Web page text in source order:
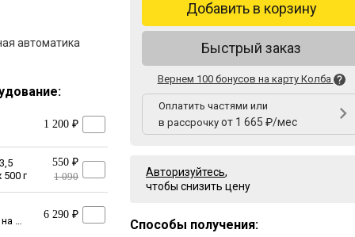
автоматика
1 200 ₽
г
550 ₽
1 090
37
6 290 ₽
Добавить в корзину
Быстрый заказ
Вернем 100 бонусов на карту Колба
Оплатить частями или
в рассрочку от 1 665 ₽/мес
Авторизуйтесь,
чтобы снизить цену
Способы получения: